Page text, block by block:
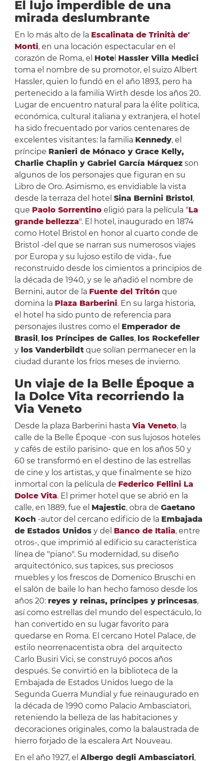
El lujo imperdible de una
mirada deslumbrante
En lo más alto de la Escalinata de Trinità de'
Monti, en una locación espectacular en el
corazón de Roma, el Hotel Hassler Villa Medici
toma el nombre de su promotor, el suizo Albert
Hassler, quien lo fundó en el año 1893, pero ha
pertenecido a la familia Wirth desde los años 20.
Lugar de encuentro natural para la élite política,
económica, cultural italiana y extranjera, el hotel
ha sido frecuentado por varios centenares de
excelentes visitantes: la familia Kennedy, el
príncipe Ranieri de Mónaco y Grace Kelly,
Charlie Chaplin y Gabriel García Márquezson
algunos de los personajes que figuran en su
Libro de Oro. Asimismo, es envidiable la vista
desde la terraza del hotel Sina Bernini Bristol,
que Paolo Sorrentinoeligió para la película "La
grande bellezza". El hotel, inaugurado en 1874
como Hotel Bristol en honor al cuarto conde de
Bristol -del que se narran sus numerosos viajes
por Europa y su lujoso estilo de vida-, fue
reconstruido desde los cimientos a principios de
la década de 1940, y se le añadió el nombre de
Bernini, autor de la Fuente del Tritón que
domina la Plaza Barberini. En su larga historia,
el hotel ha sido punto de referencia para
personajes ilustres como el Emperador de
Brasil, los Príncipes de Galles, los Rockefeller
y los Vanderbildtque solían permanecer en la
ciudad durante los fríos meses de invierno.
Un viaje de la Belle Époque a
la Dolce Vita recorriendo la
Via Veneto
Desde la plaza Barberini hasta Via Veneto, la
calle de la Belle Époque -con sus lujosos hoteles
y cafés de estilo parisino- que en los años 50 y
60 se transformó en el destino de las estrellas
de cine y los artistas, y que finalmente se hizo
inmortal con la película de Federico Fellini La
Dolce Vita. El primer hotel que se abrió en la
calle, en 1889, fue el Majestic, obra de Gaetano
Koch-autor del cercano edificio de la Embajada
de Estados Unidosy del Banco de Italia, entre
otros-, que imprimió al edificio su característica
línea de "piano". Su modernidad, su diseño
arquitectónico, sus tapices, sus preciosos
muebles y los frescos de Domenico Bruschi en
el salón de baile lo han hecho famoso desde los
años 20: reyes y reinas, príncipes y princesas,
así como estrellas del mundo del espectáculo, lo
han convertido en su lugar favorito para
quedarse en Roma. El cercano Hotel Palace, de
estilo neorrenacentista obra del arquitecto
Carlo Busiri Vici, se construyó pocos años
después. Se convirtió en la biblioteca de la
Embajada de Estados Unidos luego de la
Segunda Guerra Mundial y fue reinaugurado en
la década de 1990 como Palacio Ambasciatori,
reteniendo la belleza de las habitaciones y
decoraciones originales, como la balaustrada de
hierro forjado de la escalera Art Nouveau.
En el año 1927, el Albergo degli Ambasciatori,